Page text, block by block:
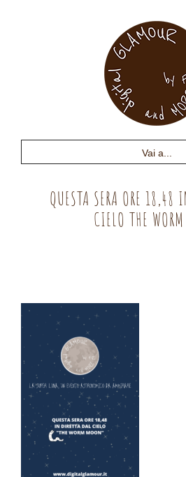
Vai a...
QUESTA SERA ORE 18,48
CIELO THE